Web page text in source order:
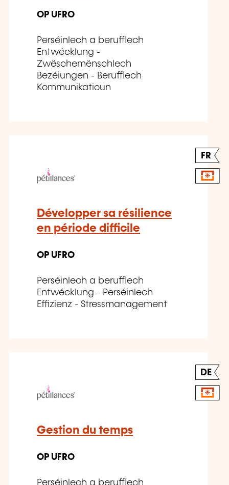
OP UFRO
Perséinlech a berufflech
Entwécklung -
Zwëschemënschlech
Bezéiungen - Berufflech
Kommunikatioun
FR
Développer sa résilience
en période difficile
OP UFRO
Perséinlech a berufflech
Entwécklung - Perséinlech
Effizienz - Stressmanagement
DE
Gestion du temps
OP UFRO
Perséinlech a berufflech